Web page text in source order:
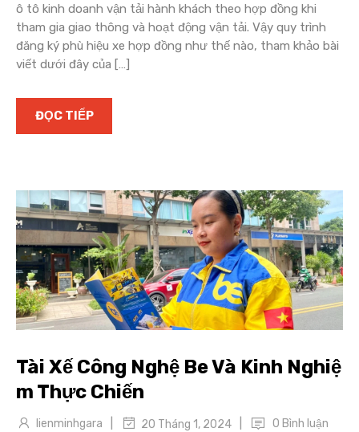
ô tô kinh doanh vận tải hành khách theo hợp đồng khi
tham gia giao thông và hoạt động vận tải. Vậy quy trình
đăng ký phù hiệu xe hợp đồng như thế nào, tham khảo bài
viết dưới đây của […]
ĐỌC TIẾP
Tài Xế Công Nghệ Be Và Kinh Nghiệ
m Thực Chiến
lienminhgara 20 Tháng 1, 2024 0 Bình luận